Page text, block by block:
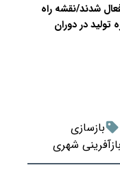
شدند/نقشه راه
در دوران
بازسازی
شهری